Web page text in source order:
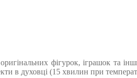
фігурок, іграшок та
в духовці (15 хвилин при